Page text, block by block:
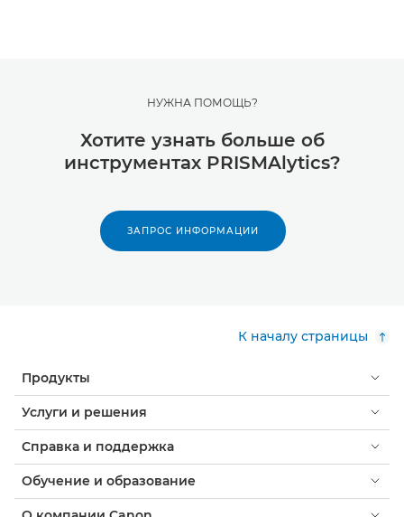
НУЖНА ПОМОЩЬ?
Хотите узнать больше об
инструментах PRISMAlytics?
ЗАПРОС ИНФОРМАЦИИ
К началу страницы
Продукты
Услуги и решения
Справка и поддержка
Обучение и образование